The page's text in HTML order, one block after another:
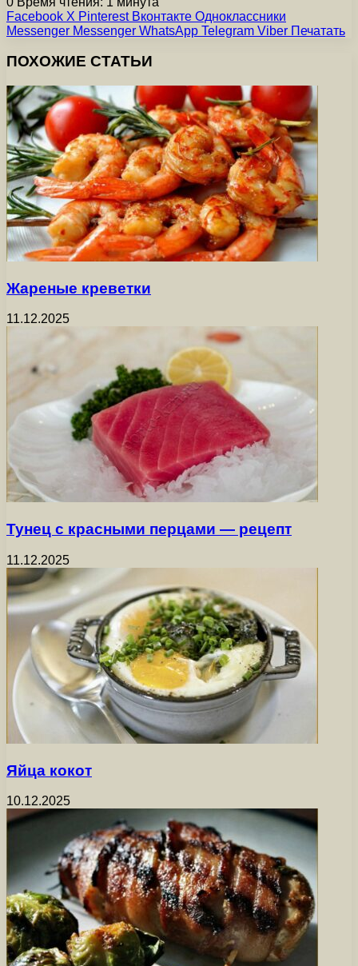
Facebook X Pinterest Вконтакте Одноклассники
Messenger Messenger WhatsApp Telegram Viber Печатать
ПОХОЖИЕ СТАТЬИ
Жареные креветки
11.12.2025
Тунец с красными перцами — рецепт
11.12.2025
Яйца кокот
10.12.2025